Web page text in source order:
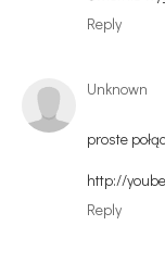
Reply
Unknown
proste
http://
Reply